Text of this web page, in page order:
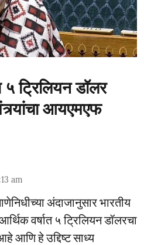
५ ट्रिलियन डॉलर
आयएमएफ
am
अंदाजानुसार भारतीय
वर्षात ५ ट्रिलियन डॉलरचा
आणि हे उद्दिष्ट साध्य